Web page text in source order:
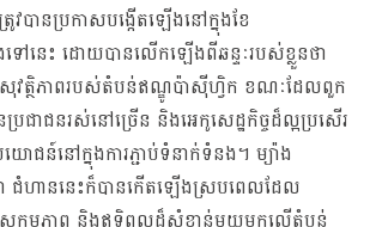
វបានប្រកាសបង្កើតឡើងនៅក្នុងខែ
ទៅនេះ ដោយបានលើកឡើងពីឆន្ទៈរបស់ខ្លួនថា
សុវត្ថិភាពរបស់តំបន់ឥណ្ឌូប៉ាស៊ីហ្វិក ខណៈដែលពួក
រជាជនរស់នៅច្រើន និងអេកូសេដ្ឋកិច្ចដ៏ល្អប្រសើរ
ជន៍នៅក្នុងការភ្ជាប់ទំនាក់ទំនង។ ម្យ៉ាង
ជំហាននេះក៏បានកើតឡើងស្របពេលដែល